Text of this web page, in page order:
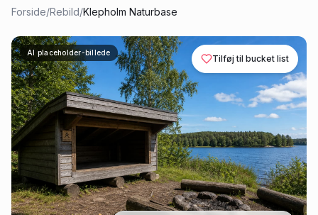
Forside/Rebild/Klepholm Naturbase
AI placeholder-billede
Tilføj til bucket list